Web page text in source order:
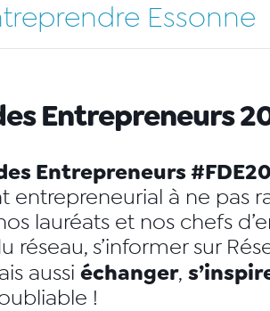
Essonne
Entrepreneurs
Entrepreneurs
entrepreneurial à ne pas
lauréats et nos chefs
réseau, s’informer sur
aussi échanger,
!